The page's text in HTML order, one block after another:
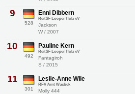
9
528
Enni Dibbern
ReitSF Looper Holz eV
Jackson
W / 2007
10
492
Pauline Kern
ReitSF Looper Holz eV
Fantagiroh
S / 2015
11
301
Leslie-Anne Wile
RFV Amt Wasbek
Molly 444